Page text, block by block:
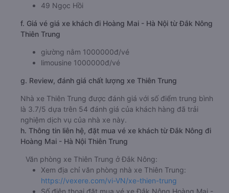
49 Ngọc Hồi
f. Giá vé giá xe khách đi Hoàng Mai - Hà Nội từ Đắk Nông
Thiên Trung
giường nằm 1000000đ/vé
limousine 1000000đ/vé
g. Review, đánh giá chất lượng xe Thiên Trung
Nhà xe Thiên Trung được đánh giá với số điểm trung bình
là 3.7/5 dựa trên 54 đánh giá của khách hàng đã trải
nghiệm dịch vụ của nhà xe này.
h. Thông tin liên hệ, đặt mua vé xe khách từ Đắk Nông đi
Hoàng Mai - Hà Nội Thiên Trung
Văn phòng xe Thiên Trung ở Đắk Nông:
Xem địa chỉ văn phòng nhà xe Thiên Trung:
https://vexere.com/vi-VN/xe-thien-trung
Số điện thoại đặt mua vé xe Đắk Nông Hoàng Mai -